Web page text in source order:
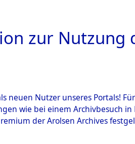
zur Nutzung
neuen Nutzer unseres Portals!
wie bei einem Archivbesuch
der Arolsen Archives